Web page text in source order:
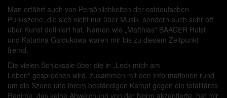
Man erfährt auch von Persönlichkeiten der ostdeutschen
Punkszene, die sich nicht nur über Musik, sondern auch sehr oft
über Kunst definiert hat. Namen wie „Matthias“ BAADER Holst
und Katarina Gajdukowa waren mir bis zu diesem Zeitpunkt
fremd.
Die vielen Schicksale über die in „Leck mich am
Leben“ gesprochen wird, zusammen mit den Informationen rund
um die Szene und ihrem beständigen Kampf gegen ein totalitäres
Regime, das keine Abweichung von der Norm akzeptierte, hat mir